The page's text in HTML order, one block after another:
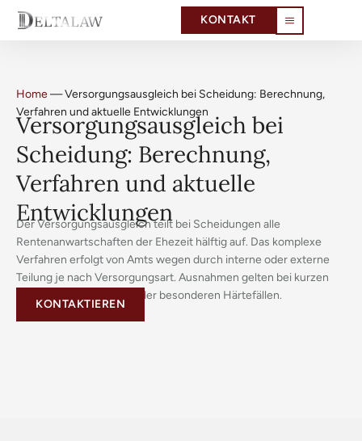
KONTAKT
Home—Versorgungsausgleich bei Scheidung: Berechnung,
Verfahren und aktuelle Entwicklungen
Versorgungsausgleich bei
Scheidung: Berechnung,
Verfahren und aktuelle
Entwicklungen
Der Versorgungsausgleich teilt bei Scheidungen alle
Rentenanwartschaften der Ehezeit hälftig auf. Das komplexe
Verfahren erfolgt von Amts wegen durch interne oder externe
Teilung je nach Versorgungsart. Ausnahmen gelten bei kurzen
Ehen unter drei Jahren oder besonderen Härtefällen.
KONTAKTIEREN